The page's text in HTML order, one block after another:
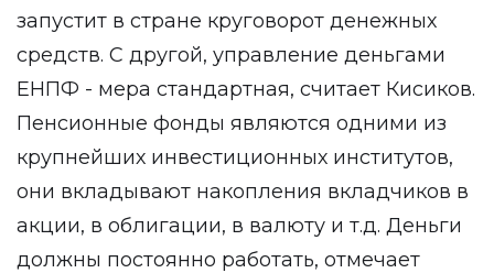
запустит в стране круговорот денежных
средств. С другой, управление деньгами
ЕНПФ - мера стандартная, считает Кисиков.
Пенсионные фонды являются одними из
крупнейших инвестиционных институтов,
они вкладывают накопления вкладчиков в
акции, в облигации, в валюту и т.д. Деньги
должны постоянно работать, отмечает